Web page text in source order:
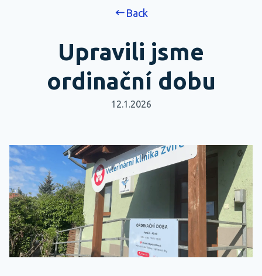
Back
Upravili jsme
ordinační dobu
12.1.2026